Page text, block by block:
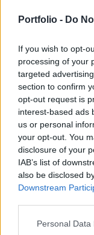
Portfolio - Do
If you wish to opt-
processing of your
targeted
section to confirm
opt-out request is
interest-based ads
us or personal
your opt-out. You
disclosure of your
IAB’s list of
also be disclosed
Downstream
Personal
2026. június 07. 16:20
Donald Trump
the Press című
hogy
feloldani az
engedélyezi a
Teheránnal.
csak azután